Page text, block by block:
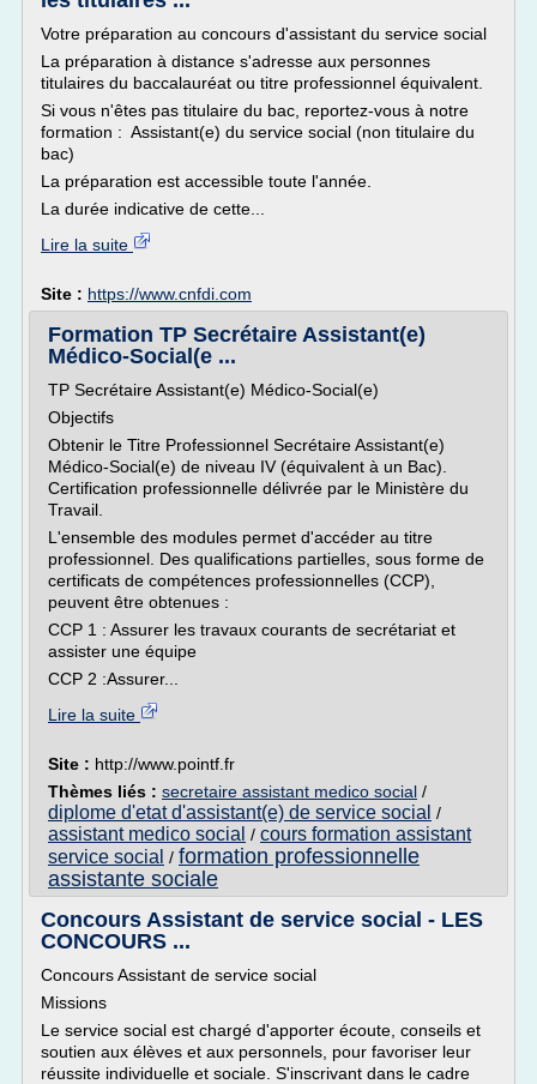
Votre préparation au concours d'assistant du service social
La préparation à distance s'adresse aux personnes
titulaires du baccalauréat ou titre professionnel équivalent.
Si vous n'êtes pas titulaire du bac, reportez-vous à notre
formation : Assistant(e) du service social (non titulaire du
bac)
La préparation est accessible toute l'année.
La durée indicative de cette...
Lire la suite
Site : https://www.cnfdi.com
Formation TP Secrétaire Assistant(e)
Médico-Social(e ...
TP Secrétaire Assistant(e) Médico-Social(e)
Objectifs
Obtenir le Titre Professionnel Secrétaire Assistant(e)
Médico-Social(e) de niveau IV (équivalent à un Bac).
Certification professionnelle délivrée par le Ministère du
Travail.
L'ensemble des modules permet d'accéder au titre
professionnel. Des qualifications partielles, sous forme de
certificats de compétences professionnelles (CCP),
peuvent être obtenues :
CCP 1 : Assurer les travaux courants de secrétariat et
assister une équipe
CCP 2 :Assurer...
Lire la suite
Site : http://www.pointf.fr
Thèmes liés : secretaire assistant medico social /
diplome d'etat d'assistant(e) de service social /
assistant medico social / cours formation assistant
service social / formation professionnelle
assistante sociale
Concours Assistant de service social - LES
CONCOURS ...
Concours Assistant de service social
Missions
Le service social est chargé d'apporter écoute, conseils et
soutien aux élèves et aux personnels, pour favoriser leur
réussite individuelle et sociale. S'inscrivant dans le cadre